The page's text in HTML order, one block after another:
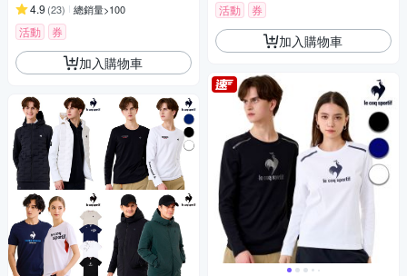
4.9 (23) 總銷量>100
活動 券
加入購物車
活動 券
加入購物車